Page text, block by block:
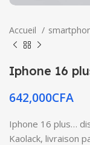
Accueil
Iphone 16
642,000CFA
Iphone 16 plus…
Kaolack, livraison